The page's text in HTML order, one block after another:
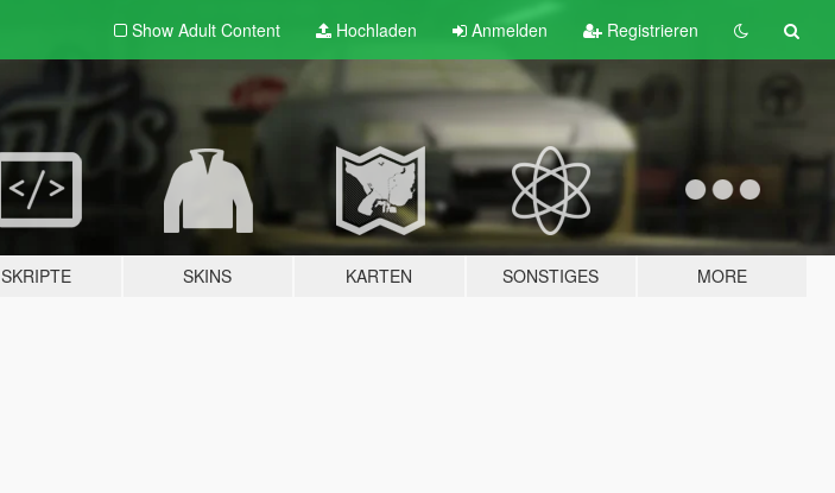
Show Adult Content Hochladen Anmelden Registrieren
SKRIPTE SKINS KARTEN SONSTIGES MORE